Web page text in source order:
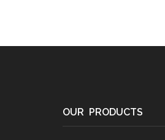
OUR PRODUCTS